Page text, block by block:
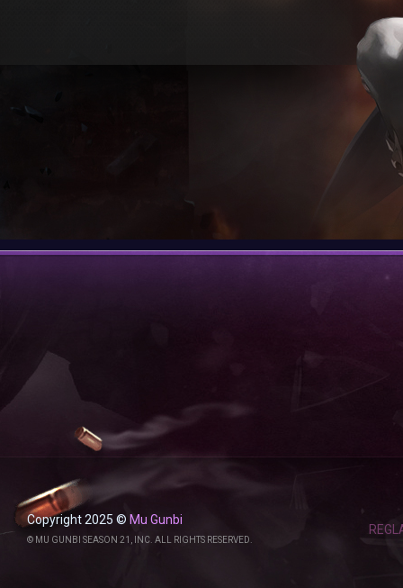
Copyright 2025 © Mu Gunbi
© MU GUNBI SEASON 21, INC. ALL RIGHTS RESERVED.